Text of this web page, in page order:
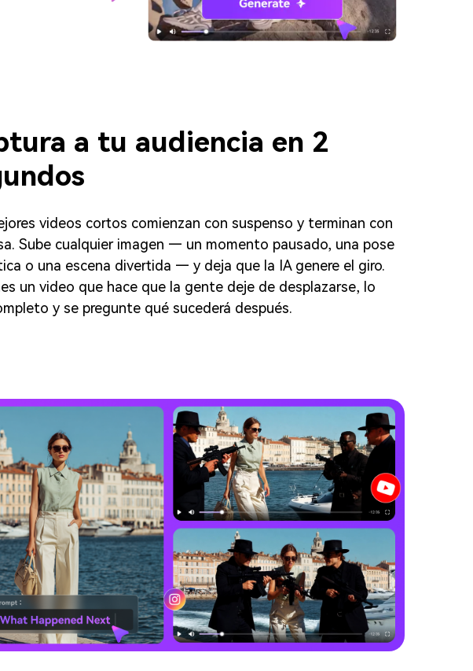
a tu audiencia en 2
videos cortos comienzan con suspenso y terminan con
Sube cualquier imagen — un momento pausado, una pose
o una escena divertida — y deja que la IA genere el giro.
un video que hace que la gente deje de desplazarse, lo
y se pregunte qué sucederá después.